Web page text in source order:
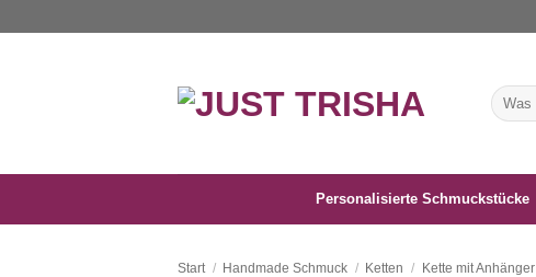
Suchen
nach:
Personalisierte Schmuckstücke
Start / Handmade Schmuck / Ketten / Kette mit Anhänger